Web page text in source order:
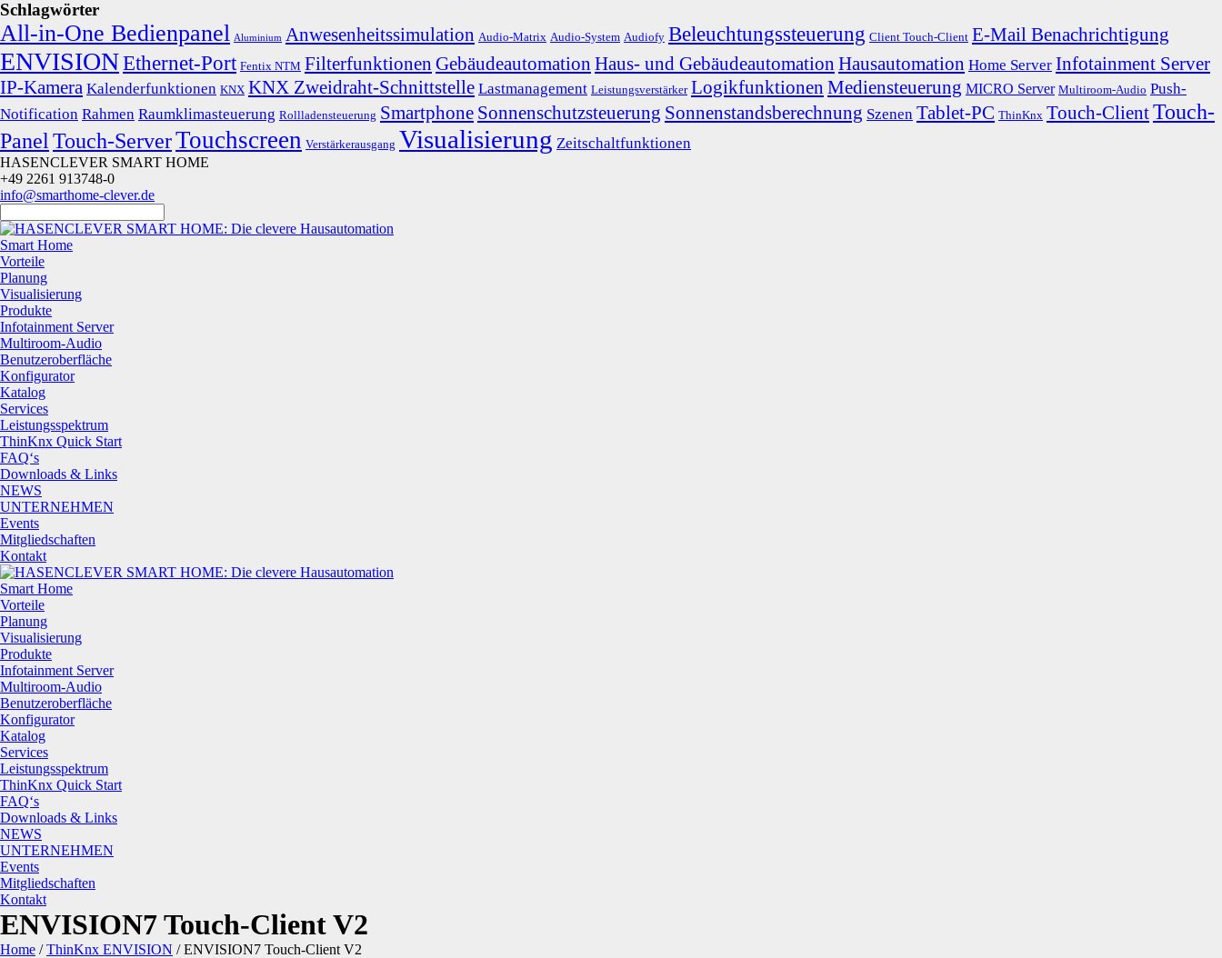
Schlagwörter
All-in-One Bedienpanel Aluminium Anwesenheitssimulation Audio-Matrix Audio-System Audiofy Beleuchtungssteuerung Client Touch-Client E-Mail Benachrichtigung
ENVISIONEthernet-Port Fentix NTM Filterfunktionen Gebäudeautomation Haus- und Gebäudeautomation Hausautomation Home Server Infotainment Server
IP-Kamera Kalenderfunktionen KNX KNX Zweidraht-Schnittstelle Lastmanagement Leistungsverstärker Logikfunktionen Mediensteuerung MICRO Server Multiroom-Audio Push-
Notification Rahmen Raumklimasteuerung Rollladensteuerung Smartphone Sonnenschutzsteuerung Sonnenstandsberechnung Szenen Tablet-PC ThinKnx Touch-ClientTouch-
Panel Touch-ServerTouchscreen Verstärkerausgang Visualisierung Zeitschaltfunktionen
HASENCLEVER SMART HOME
+49 2261 913748-0
info@smarthome-clever.de
Smart Home
Vorteile
Planung
Visualisierung
Produkte
Infotainment Server
Multiroom-Audio
Benutzeroberfläche
Konfigurator
Katalog
Services
Leistungsspektrum
ThinKnx Quick Start
FAQ‘s
Downloads & Links
NEWS
UNTERNEHMEN
Events
Mitgliedschaften
Kontakt
Smart Home
Vorteile
Planung
Visualisierung
Produkte
Infotainment Server
Multiroom-Audio
Benutzeroberfläche
Konfigurator
Katalog
Services
Leistungsspektrum
ThinKnx Quick Start
FAQ‘s
Downloads & Links
NEWS
UNTERNEHMEN
Events
Mitgliedschaften
Kontakt
ENVISION7 Touch-Client V2
Home /ThinKnx ENVISION /ENVISION7 Touch-Client V2